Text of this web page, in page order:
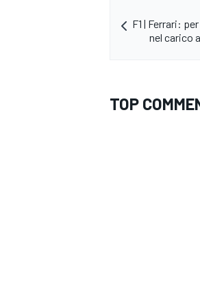
F1 | Ferrari:
nel carico
TOP